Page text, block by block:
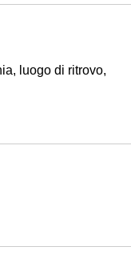
luogo di ritrovo,